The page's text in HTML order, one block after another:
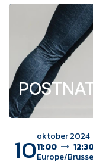
10oktober 2024
11:00
Europe/